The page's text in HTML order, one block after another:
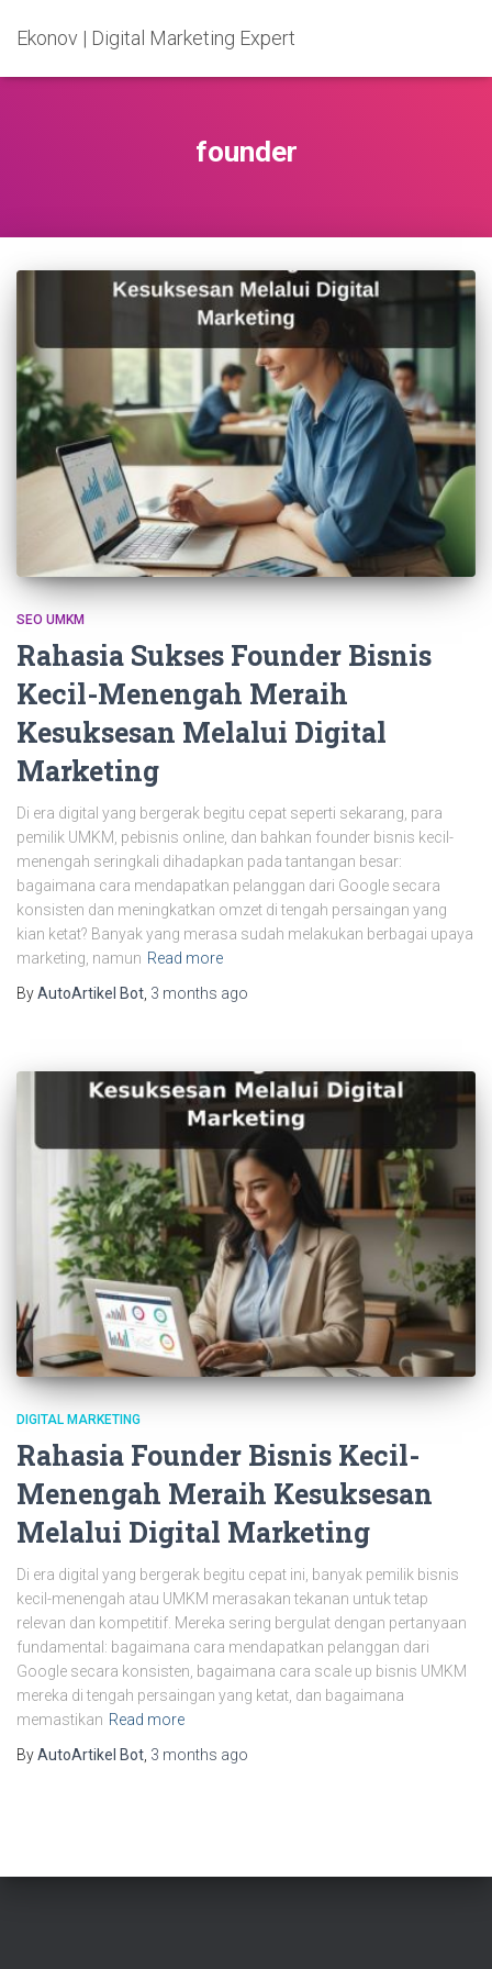
Ekonov | Digital Marketing Expert
founder
SEO UMKM
Rahasia Sukses Founder Bisnis
Kecil-Menengah Meraih
Kesuksesan Melalui Digital
Marketing
Di era digital yang bergerak begitu cepat seperti sekarang, para
pemilik UMKM, pebisnis online, dan bahkan founder bisnis kecil-
menengah seringkali dihadapkan pada tantangan besar:
bagaimana cara mendapatkan pelanggan dari Google secara
konsisten dan meningkatkan omzet di tengah persaingan yang
kian ketat? Banyak yang merasa sudah melakukan berbagai upaya
marketing, namun Read more
ByAutoArtikel Bot 3 months ago
DIGITAL MARKETING
Rahasia Founder Bisnis Kecil-
Menengah Meraih Kesuksesan
Melalui Digital Marketing
Di era digital yang bergerak begitu cepat ini, banyak pemilik bisnis
kecil-menengah atau UMKM merasakan tekanan untuk tetap
relevan dan kompetitif. Mereka sering bergulat dengan pertanyaan
fundamental: bagaimana cara mendapatkan pelanggan dari
Google secara konsisten, bagaimana cara scale up bisnis UMKM
mereka di tengah persaingan yang ketat, dan bagaimana
memastikan Read more
ByAutoArtikel Bot, 3 months ago